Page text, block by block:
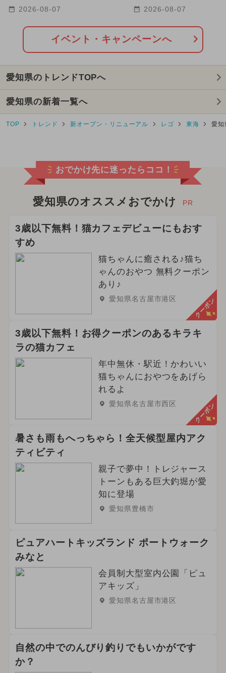
ニュー＆ハロウィンスイーツ
2026-08-07
ャンあたりま縁日IN
2026-08-07
イベント・キャンペーンへ
愛知県のトレンドTOPへ
愛知県の新着一覧へ
TOP トレンド 新オープン・リニューアル レゴ 東海 愛知
おでかけ先に迷ったらココ！
愛知県のオススメおでかけ PR
3歳以下無料！猫カフェデビューにもおす
すめ
猫ちゃんに癒される♪猫ち
ゃんのおやつ 無料クーポン
あり♪
愛知県名古屋市港区 クーポン
3歳以下無料！お得クーポンのあるキラキ
ラの猫カフェ
年中無休・駅近！かわいい
猫ちゃんにおやつをあげら
れるよ
愛知県名古屋市西区 クーポン
暑さも雨もへっちゃら！全天候型屋内アク
ティビティ
親子で夢中！トレジャース
トーンもある巨大釣堀が愛
知に登場
愛知県豊橋市
ピュアハートキッズランド ポートウォーク
みなと
会員制大型室内公園「ピュ
アキッズ」
愛知県名古屋市港区
自然の中でのんびり釣りでもいかがです
か？